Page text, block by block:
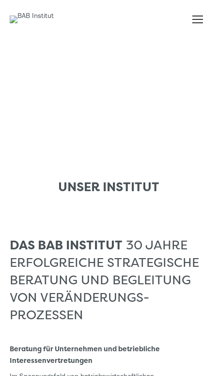
UNSER INSTITUT
DAS BAB INSTITUT 30 JAHRE
ERFOLGREICHE STRATEGISCHE
BERATUNG UND BEGLEITUNG
VON VERÄNDERUNGS­­
PROZESSEN
Beratung für Unternehmen und betriebliche
Interessenvertretungen